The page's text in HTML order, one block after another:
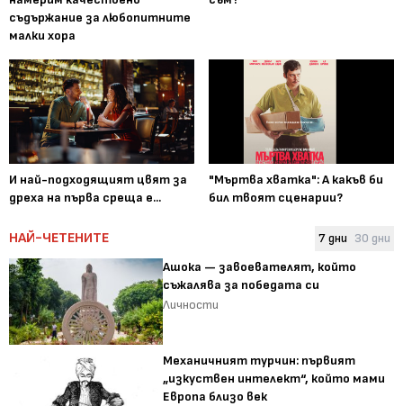
съдържание за любопитните
малки хора
И най-подходящият цвят за
дреха на първа среща е...
"Мъртва хватка": А какъв би
бил твоят сценарии?
НАЙ-ЧЕТЕНИТЕ 7 дни 30 дни
Ашока — завоевателят, който
съжалява за победата си
Личности
Механичният турчин: първият
„изкуствен интелект“, който мами
Европа близо век